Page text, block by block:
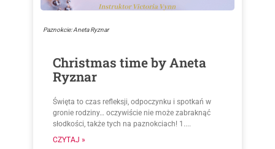
Paznokcie: Aneta Ryznar
Christmas time by Aneta
Ryznar
Święta to czas refleksji, odpoczynku i spotkań w
gronie rodziny… oczywiście nie może zabraknąć
słodkości, także tych na paznokciach! 1....
CZYTAJ »